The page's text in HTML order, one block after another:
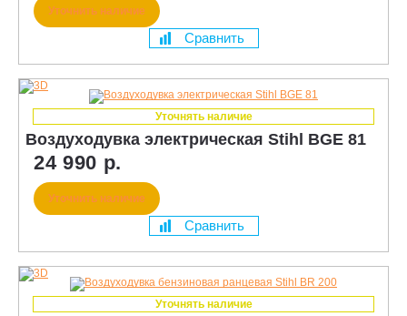
Уточнить наличие
Сравнить
Уточнять наличие
Воздуходувка электрическая Stihl BGE 81
24 990 р.
Уточнить наличие
Сравнить
Уточнять наличие